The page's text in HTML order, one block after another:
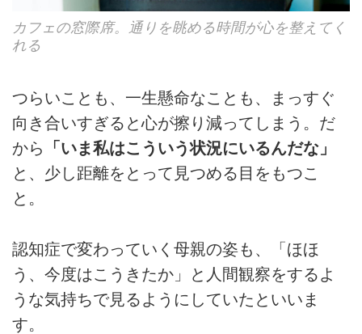
カフェの窓際席。通りを眺める時間が心を整えてく
れる
つらいことも、一生懸命なことも、まっすぐ
向き合いすぎると心が擦り減ってしまう。だ
から
「いま私はこういう状況にいるんだな」
と、少し距離をとって見つめる目をもつこ
と。
認知症で変わっていく母親の姿も、「ほほ
う、今度はこうきたか」と人間観察をするよ
うな気持ちで見るようにしていたといいま
す。